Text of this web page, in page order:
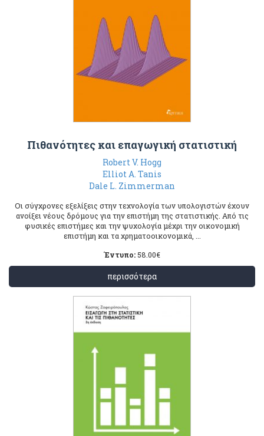
Πιθανότητες και επαγωγική στατιστική
Robert V. Hogg
Elliot A. Tanis
Dale L. Zimmerman
Οι σύγχρονες εξελίξεις στην τεχνολογία των υπολογιστών έχουν
ανοίξει νέους δρόμους για την επιστήμη της στατιστικής. Από τις
φυσικές επιστήμες και την ψυχολογία μέχρι την οικονομική
επιστήμη και τα χρηματοοικονομικά, ...
Έντυπο: 58.00€
περισσότερα